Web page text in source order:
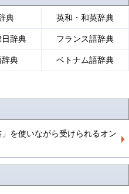
典 英和・和英辞典
日辞典 フランス語辞典
辞典 ベトナム語辞典
を使いながら受けられるオン